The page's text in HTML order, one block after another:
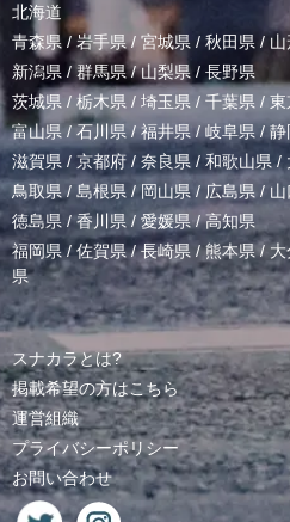
北海道
青森県 / 岩手県/ 宮城県 / 秋田県 /
新潟県 /群馬県/山梨県 / 長野県
茨城県 / 栃木県 / 埼玉県 / 千葉県 / 東
富山県 /石川県/福井県/岐阜県 / 静
滋賀県 / 京都府 / 奈良県 / 和歌山県/
鳥取県/ 島根県 /岡山県/ 広島県 /
徳島県 /香川県 / 愛媛県/高知県
福岡県/佐賀県/長崎県 /熊本県/
県
スナカラとは?
掲載希望の方はこちら
運営組織
プライバシーポリシー
お問い合わせ